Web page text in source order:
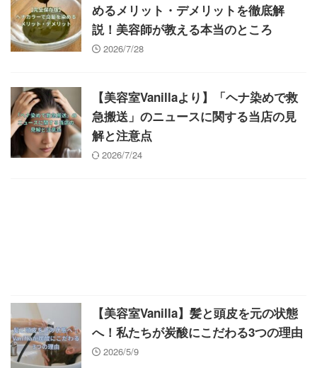
めるメリット・デメリットを徹底解
説！美容師が教える本当のところ
2026/7/28
【美容室Vanillaより】「ヘナ染めで救
急搬送」のニュースに関する当店の見
解と注意点
2026/7/24
【美容室Vanilla】髪と頭皮を元の状態
へ！私たちが炭酸にこだわる3つの理由
2026/5/9